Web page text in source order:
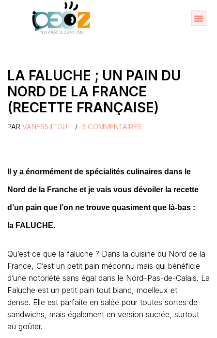
LA FALUCHE ; UN PAIN DU
NORD DE LA FRANCE
(RECETTE FRANÇAISE)
PAR VANES54TOUL 3 COMMENTAIRES
Il y a énormément de spécialités culinaires dans le
Nord de la Franche et je vais vous dévoiler la recette
d’un pain que l’on ne trouve quasiment que là-bas :
la FALUCHE.
Qu’est ce que la faluche ? Dans la cuisine du Nord de la
France, C’est un petit pain méconnu mais qui bénéficie
d’une notoriété sans égal dans le Nord–Pas-de-Calais. La
Faluche est un petit pain tout blanc, moelleux et
dense. Elle est parfaite en salée pour toutes sortes de
sandwichs, mais également en version sucrée, surtout
au goûter.